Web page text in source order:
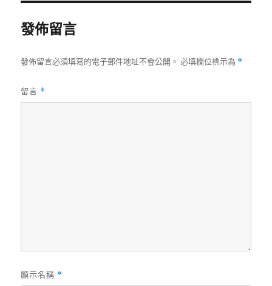
者
佈
發佈留言
發佈留言必須填寫的電子郵件地址不會公開。 必填欄位標示為 *
留言 *
顯示名稱 *